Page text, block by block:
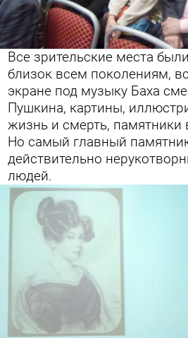
Все зрительские места
близок всем поколениям,
экране под музыку Баха
Пушкина, картины,
жизнь и смерть, памятники
Но самый главный
действительно
людей.